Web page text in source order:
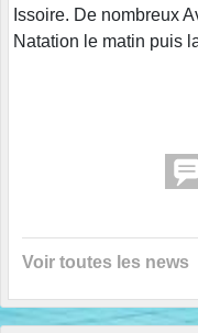
Issoire. De nombreux
Natation le matin puis
Voir toutes les news